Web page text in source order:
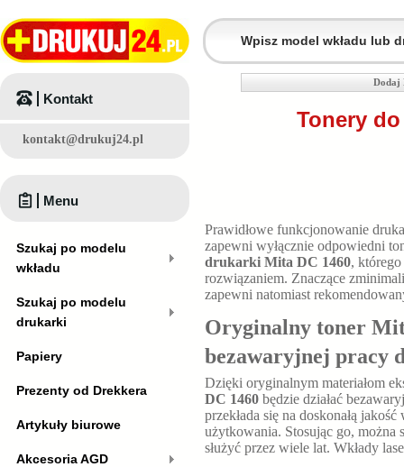
Dodaj
Tonery
Prawidłowe funkcjonowanie
zapewni wyłącznie odpowiedni
drukarki Mita DC 1460,
rozwiązaniem. Znaczące
zapewni natomiast
Oryginalny toner
bezawaryjnej pracy
Dzięki oryginalnym materiałom
DC 1460 będzie działać
przekłada się na doskonałą
użytkowania. Stosując go, można
służyć przez wiele lat. Wkłady
Kontakt
kontakt@drukuj24.pl
Menu
Szukaj po modelu
wkładu
Szukaj po modelu
drukarki
Papiery
Prezenty od Drekkera
Artykuły biurowe
Akcesoria AGD